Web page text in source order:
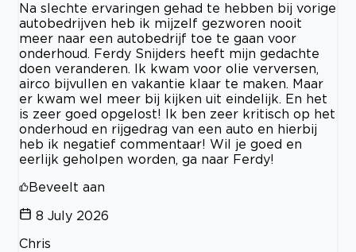
Na slechte ervaringen gehad te hebben bij vorige
autobedrijven heb ik mijzelf gezworen nooit
meer naar een autobedrijf toe te gaan voor
onderhoud. Ferdy Snijders heeft mijn gedachte
doen veranderen. Ik kwam voor olie verversen,
airco bijvullen en vakantie klaar te maken. Maar
er kwam wel meer bij kijken uit eindelijk. En het
is zeer goed opgelost! Ik ben zeer kritisch op het
onderhoud en rijgedrag van een auto en hierbij
heb ik negatief commentaar! Wil je goed en
eerlijk geholpen worden, ga naar Ferdy!
Beveelt aan
8 July 2026
Chris